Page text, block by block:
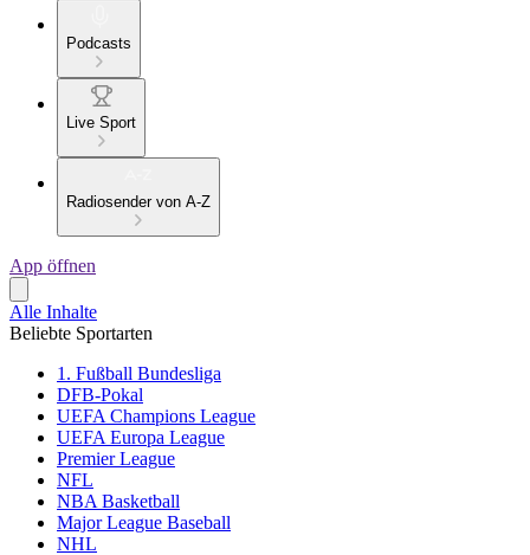
Podcasts
Live Sport
Radiosender von A-Z
App öffnen
Alle Inhalte
Beliebte Sportarten
1. Fußball Bundesliga
DFB-Pokal
UEFA Champions League
UEFA Europa League
Premier League
NFL
NBA Basketball
Major League Baseball
NHL